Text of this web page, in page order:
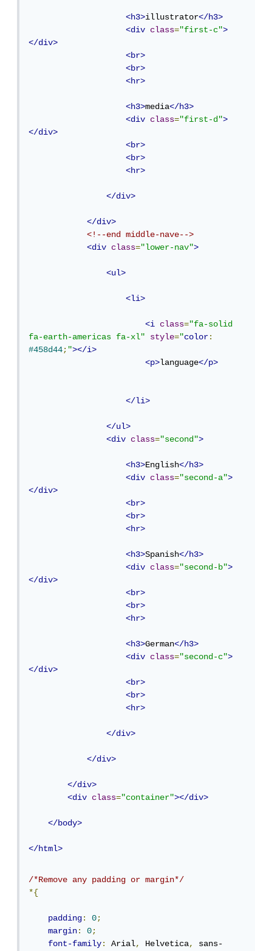
<h3>illustrator</h3>
<div
class="first-c">
</div>
<br>
<br>
<hr>
<h3>media</h3>
<div
class="first-d">
</div>
<br>
<br>
<hr>
</div>
</div>
<!--end middle-nave-->
<div
class="lower-nav">
<ul>
<li>
<i class="fa-solid
fa-earth-americas fa-xl"
style="color:
#458d44;"></i>
<p>language</p>
</li>
</ul>
<div
class="second">
<h3>English</h3>
<div
class="second-a">
</div>
<br>
<br>
<hr>
<h3>Spanish</h3>
<div
class="second-b">
</div>
<br>
<br>
<hr>
<h3>German</h3>
<div
class="second-c">
</div>
<br>
<br>
<hr>
</div>
</div>
</div>
<div
class="container"></div>
</body>
</html>
/*Remove any padding or margin*/
*{
padding: 0;
margin: 0;
font-family: Arial, Helvetica,
sans-